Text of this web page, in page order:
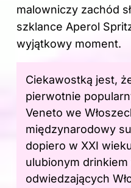
malowniczy zachód
szklance Aperol
wyjątkowy moment.
Ciekawostką jest,
pierwotnie
Veneto we
międzynarodowy
dopiero w XXI
ulubionym
odwiedzających